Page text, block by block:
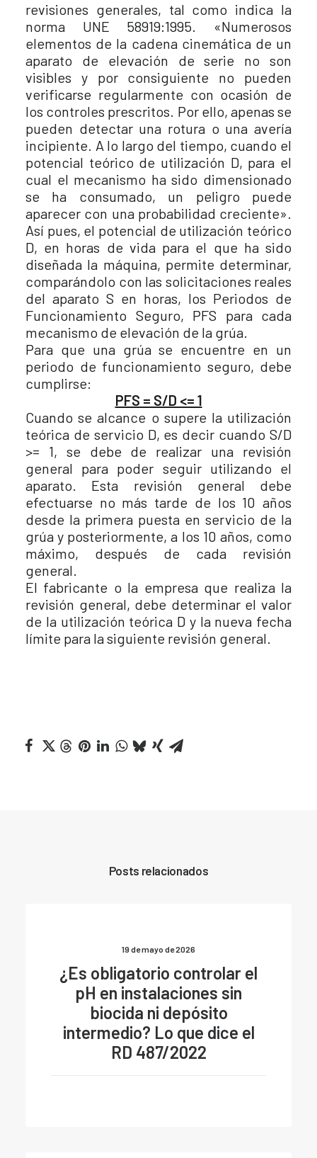
revisiones generales, tal como indica la
norma UNE 58919:1995. «Numerosos
elementos de la cadena cinemática de un
aparato de elevación de serie no son
visibles y por consiguiente no pueden
verificarse regularmente con ocasión de
los controles prescritos. Por ello, apenas se
pueden detectar una rotura o una avería
incipiente. A lo largo del tiempo, cuando el
potencial teórico de utilización D, para el
cual el mecanismo ha sido dimensionado
se ha consumado, un peligro puede
aparecer con una probabilidad creciente».
Así pues, el potencial de utilización teórico
D, en horas de vida para el que ha sido
diseñada la máquina, permite determinar,
comparándolo con las solicitaciones reales
del aparato S en horas, los Periodos de
Funcionamiento Seguro, PFS para cada
mecanismo de elevación de la grúa.
Para que una grúa se encuentre en un
periodo de funcionamiento seguro, debe
cumplirse:
PFS = S/D <= 1
Cuando se alcance o supere la utilización
teórica de servicio D, es decir cuando S/D
>= 1, se debe de realizar una revisión
general para poder seguir utilizando el
aparato. Esta revisión general debe
efectuarse no más tarde de los 10 años
desde la primera puesta en servicio de la
grúa y posteriormente, a los 10 años, como
máximo, después de cada revisión
general.
El fabricante o la empresa que realiza la
revisión general, debe determinar el valor
de la utilización teórica D y la nueva fecha
límite para la siguiente revisión general.
Posts relacionados
19 de mayo de 2026
¿Es obligatorio controlar el
pH en instalaciones sin
biocida ni depósito
intermedio? Lo que dice el
RD 487/2022